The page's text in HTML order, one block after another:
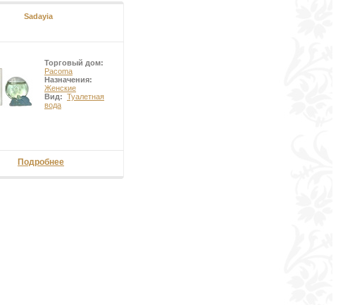
Sadayia
Торговый дом:
Pacoma
Назначения:
Женские
Вид: Туалетная
вода
Подробнее